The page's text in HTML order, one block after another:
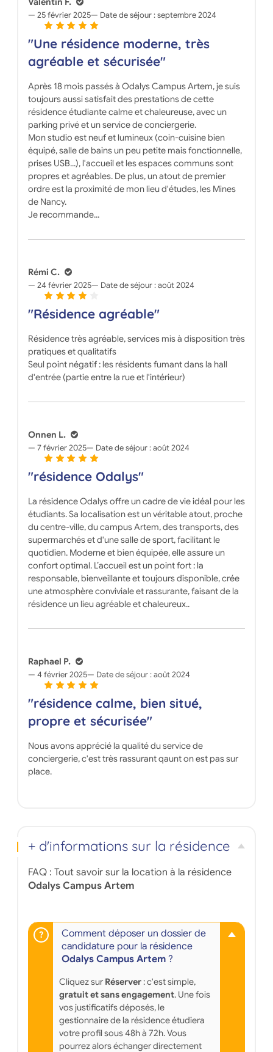
25 février 2025 Date de séjour :septembre 2024
"Une résidence moderne, très
agréable et sécurisée"
Après 18 mois passés à Odalys Campus Artem, je suis
toujours aussi satisfait des prestations de cette
résidence étudiante calme et chaleureuse, avec un
parking privé et un service de conciergerie.
Mon studio est neuf et lumineux (coin-cuisine bien
équipé, salle de bains un peu petite mais fonctionnelle,
prises USB...), l'accueil et les espaces communs sont
propres et agréables. De plus, un atout de premier
ordre est la proximité de mon lieu d'études, les Mines
de Nancy.
Je recommande...
Rémi C.
24 février 2025 Date de séjour :août 2024
"Résidence agréable"
Résidence très agréable, services mis à disposition très
pratiques et qualitatifs
Seul point négatif : les résidents fumant dans la hall
d'entrée (partie entre la rue et l'intérieur)
Onnen L.
7 février 2025 Date de séjour :août 2024
"résidence Odalys"
La résidence Odalys offre un cadre de vie idéal pour les
étudiants. Sa localisation est un véritable atout, proche
du centre-ville, du campus Artem, des transports, des
supermarchés et d'une salle de sport, facilitant le
quotidien. Moderne et bien équipée, elle assure un
confort optimal. L’accueil est un point fort : la
responsable, bienveillante et toujours disponible, crée
une atmosphère conviviale et rassurante, faisant de la
résidence un lieu agréable et chaleureux..
Raphael P.
4 février 2025 Date de séjour :août 2024
"résidence calme, bien situé,
propre et sécurisée"
Nous avons apprécié la qualité du service de
conciergerie, c'est très rassurant qaunt on est pas sur
place.
+ d'informations sur la résidence
FAQ : Tout savoir sur la location à la résidence
Odalys Campus Artem
Comment déposer un dossier de
candidature pour la résidence
Odalys Campus Artem?
Cliquez sur Réserver: c'est simple,
gratuit et sans engagement. Une fois
vos justificatifs déposés, le
gestionnaire de la résidence étudiera
votre profil sous 48h à 72h. Vous
pourrez alors échanger directement